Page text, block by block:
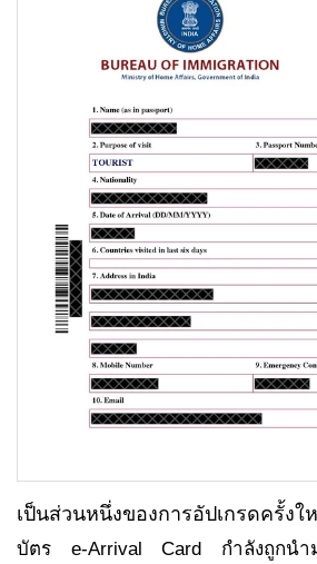
เป็นส่วนหนึ่งของการอัปเกรดครั้งใ
บัตร e-Arrival Card กำลังถูกนำ